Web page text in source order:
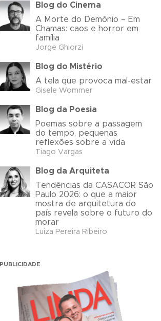
Blog do Cinema
A Morte do Demônio – Em
Chamas: caos e horror em
família
Jorge Ghiorzi
Blog do Mistério
A tela que provoca mal-estar
Gisele Wommer
Blog da Poesia
Poemas sobre a passagem
do tempo, pequenas
reflexões sobre a vida
Tiago Vargas
Blog da Arquiteta
Tendências da CASACOR São
Paulo 2026: o que a maior
mostra de arquitetura do
país revela sobre o futuro do
morar
Luiza Pereira Ribeiro
PUBLICIDADE